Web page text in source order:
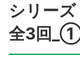
シリーズ
全3回